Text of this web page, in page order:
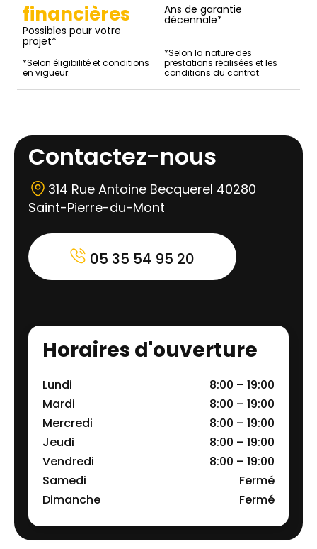
financières
Possibles pour votre
projet*
*Selon éligibilité et conditions
en vigueur.
Ans de garantie
décennale*
*Selon la nature des
prestations réalisées et les
conditions du contrat.
Contactez-nous
314 Rue Antoine Becquerel 40280
Saint-Pierre-du-Mont
05 35 54 95 20
Horaires d'ouverture
Lundi
8:00 – 19:00
Mardi
8:00 – 19:00
Mercredi
8:00 – 19:00
Jeudi
8:00 – 19:00
Vendredi
8:00 – 19:00
Samedi
Fermé
Dimanche
Fermé